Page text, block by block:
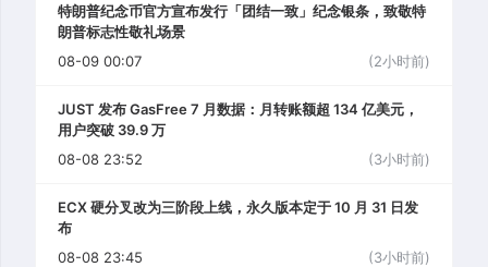
特朗普纪念币官方宣布发行「团结一致」纪念银条，致敬特
朗普标志性敬礼场景
08-09 00:07
(2小时前)
JUST 发布 GasFree 7 月数据：月转账额超 134 亿美元，
用户突破 39.9 万
08-08 23:52
(3小时前)
ECX 硬分叉改为三阶段上线，永久版本定于 10 月 31 日发
布
08-08 23:45
(3小时前)